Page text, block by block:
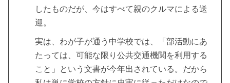
したものだが、今はすべて親のクルマによる送
迎。
実は、わが子が通う中学校では、「部活動にあ
たっては、可能な限り公共交通機関を利用する
こと」という文書が今年出されている。だから